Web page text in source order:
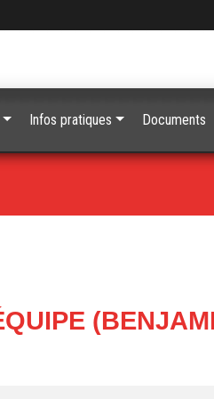
Infos pratiques Documents